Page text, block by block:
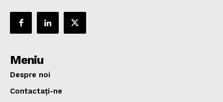
Meniu
Despre noi
Contactați-ne